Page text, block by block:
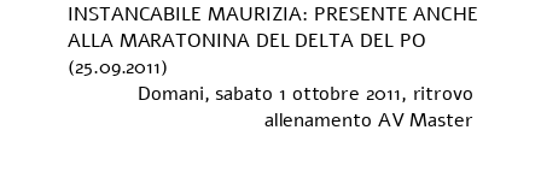
INSTANCABILE MAURIZIA: PRESENTE ANCHE
ALLA MARATONINA DEL DELTA DEL PO
(25.09.2011)
Domani, sabato 1 ottobre 2011, ritrovo
allenamento AV Master